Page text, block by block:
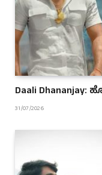
Daali Dhananjay:
31/07/2026